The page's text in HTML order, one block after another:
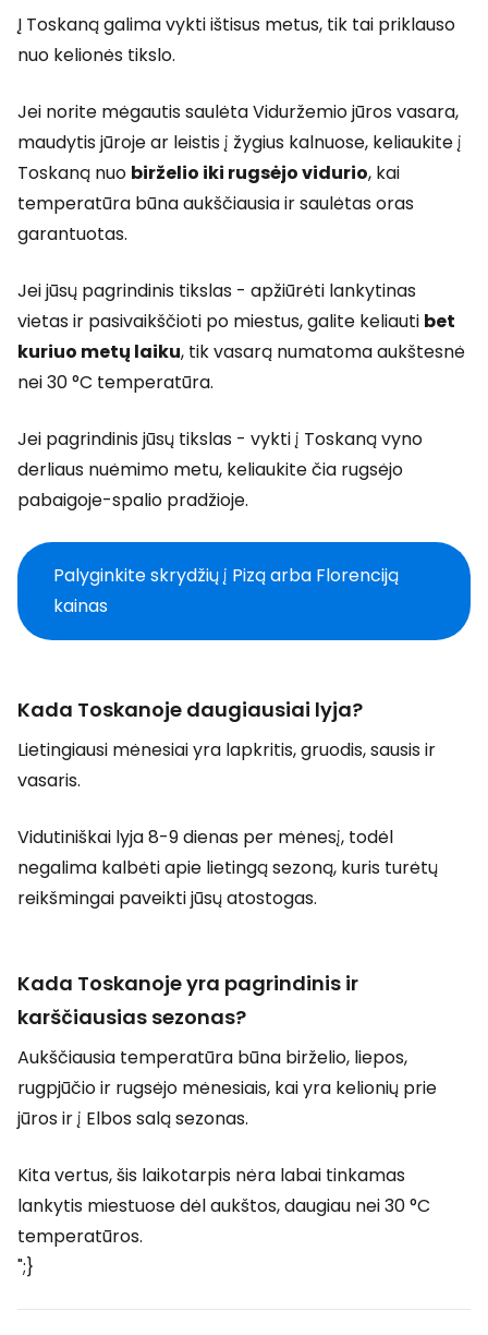
Į Toskaną galima vykti ištisus metus, tik tai priklauso
nuo kelionės tikslo.
Jei norite mėgautis saulėta Viduržemio jūros vasara,
maudytis jūroje ar leistis į žygius kalnuose, keliaukite į
Toskaną nuo birželio iki rugsėjo vidurio, kai
temperatūra būna aukščiausia ir saulėtas oras
garantuotas.
Jei jūsų pagrindinis tikslas - apžiūrėti lankytinas
vietas ir pasivaikščioti po miestus, galite keliauti bet
kuriuo metų laiku, tik vasarą numatoma aukštesnė
nei 30 °C temperatūra.
Jei pagrindinis jūsų tikslas - vykti į Toskaną vyno
derliaus nuėmimo metu, keliaukite čia rugsėjo
pabaigoje-spalio pradžioje.
Palyginkite skrydžių į Pizą arba Florenciją
kainas
Kada Toskanoje daugiausiai lyja?
Lietingiausi mėnesiai yra lapkritis, gruodis, sausis ir
vasaris.
Vidutiniškai lyja 8-9 dienas per mėnesį, todėl
negalima kalbėti apie lietingą sezoną, kuris turėtų
reikšmingai paveikti jūsų atostogas.
Kada Toskanoje yra pagrindinis ir
karščiausias sezonas?
Aukščiausia temperatūra būna birželio, liepos,
rugpjūčio ir rugsėjo mėnesiais, kai yra kelionių prie
jūros ir į Elbos salą sezonas.
Kita vertus, šis laikotarpis nėra labai tinkamas
lankytis miestuose dėl aukštos, daugiau nei 30 °C
temperatūros.
";}